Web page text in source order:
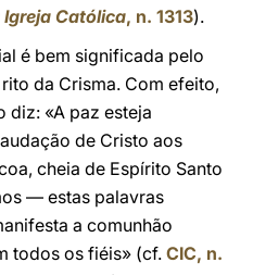
Católica, n. 1313).
é bem significada pelo
da Crisma. Com efeito,
diz: «A paz esteja
de Cristo aos
cheia de Espírito Santo
— estas palavras
a comunhão
todos os fiéis» (cf. CIC, n.